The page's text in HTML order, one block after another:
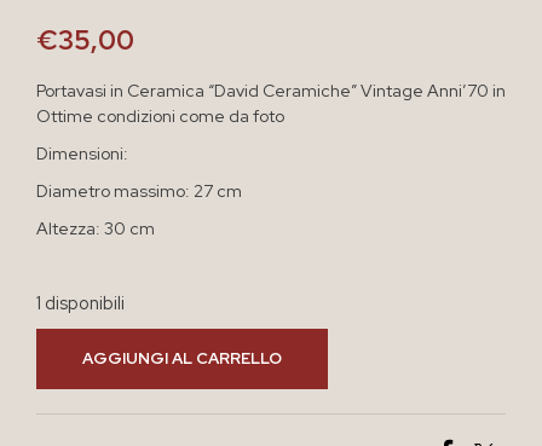
€35,00
Portavasi in Ceramica “David Ceramiche” Vintage Anni’70 in
Ottime condizioni come da foto
Dimensioni:
Diametro massimo: 27 cm
Altezza: 30 cm
1 disponibili
AGGIUNGI AL CARRELLO